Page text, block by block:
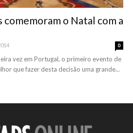
comemoram o Natal com a
0
vez em Portugal, o primeiro evento de
que fazer desta decisão uma grande...